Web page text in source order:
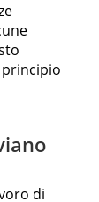
di